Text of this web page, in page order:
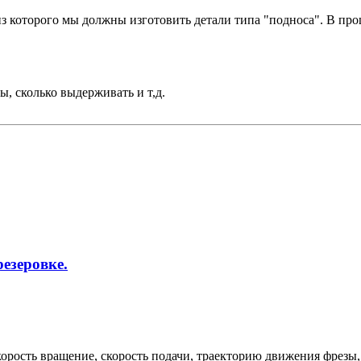
мы должны изготовить детали типа "подноса". В
сколько выдерживать и т,д.
вращение, скорость подачи, траекторию движения